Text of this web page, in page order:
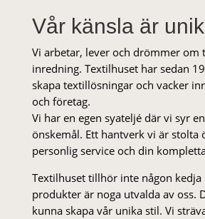
Vår känsla är
Vi arbetar, lever och drömmer om
inredning. Textilhuset har sedan
skapa textillösningar och vacker
och företag.
Vi har en egen syateljé där vi syr
önskemål. Ett hantverk vi är stolta
personlig service och din
Textilhuset tillhör inte någon kedja
produkter är noga utvalda av oss.
kunna skapa vår unika stil. Vi